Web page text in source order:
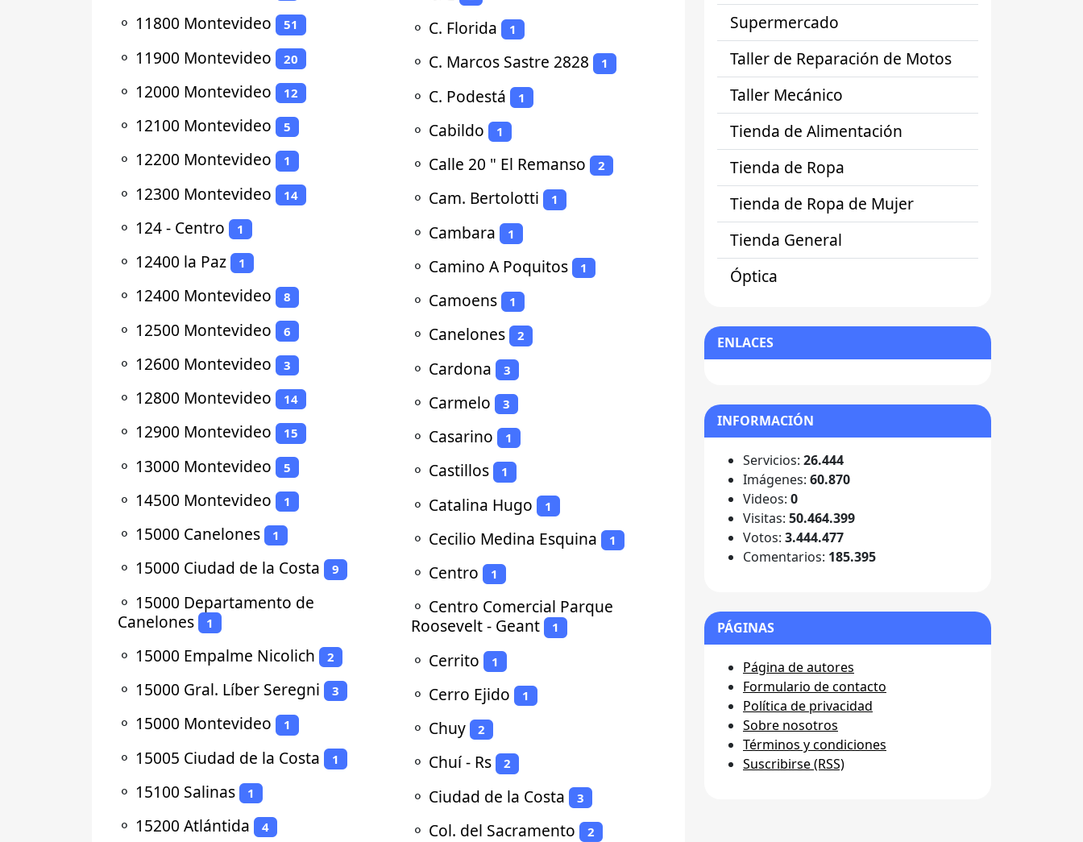
⚬ 11800 Montevideo 51
⚬ 11900 Montevideo 20
⚬ 12000 Montevideo 12
⚬ 12100 Montevideo 5
⚬ 12200 Montevideo 1
⚬ 12300 Montevideo 14
⚬ 124 - Centro 1
⚬ 12400 la Paz 1
⚬ 12400 Montevideo 8
⚬ 12500 Montevideo 6
⚬ 12600 Montevideo 3
⚬ 12800 Montevideo 14
⚬ 12900 Montevideo 15
⚬ 13000 Montevideo 5
⚬ 14500 Montevideo 1
⚬ 15000 Canelones 1
⚬ 15000 Ciudad de la Costa 9
⚬ 15000 Departamento de
Canelones
1
⚬ 15000 Empalme Nicolich 2
⚬ 15000 Gral. Líber Seregni 3
⚬ 15000 Montevideo 1
⚬ 15005 Ciudad de la Costa 1
⚬ 15100 Salinas 1
⚬ 15200 Atlántida 4
⚬ C. Florida 1
⚬ C. Marcos Sastre 2828 1
⚬ C. Podestá 1
⚬ Cabildo 1
⚬ Calle 20 " El Remanso 2
⚬ Cam. Bertolotti 1
⚬ Cambara 1
⚬ Camino A Poquitos 1
⚬ Camoens 1
⚬ Canelones 2
⚬ Cardona 3
⚬ Carmelo 3
⚬ Casarino 1
⚬ Castillos 1
⚬ Catalina Hugo 1
⚬ Cecilio Medina Esquina 1
⚬ Centro 1
⚬ Centro Comercial Parque
Roosevelt - Geant
1
⚬ Cerrito 1
⚬ Cerro Ejido 1
⚬ Chuy 2
⚬ Chuí - Rs 2
⚬ Ciudad de la Costa 3
⚬ Col. del Sacramento 2
Supermercado
Taller de Reparación de Motos
Taller Mecánico
Tienda de Alimentación
Tienda de Ropa
Tienda de Ropa de Mujer
Tienda General
Óptica
ENLACES
INFORMACIÓN
Servicios: 26.444
Imágenes: 60.870
Videos: 0
Visitas: 50.464.399
Votos: 3.444.477
Comentarios: 185.395
PÁGINAS
Página de autores
Formulario de contacto
Política de privacidad
Sobre nosotros
Términos y condiciones
Suscribirse (RSS)